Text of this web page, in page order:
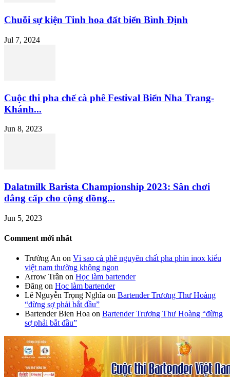
Chuỗi sự kiện Tinh hoa đất biển Bình Định
Jul 7, 2024
Cuộc thi pha chế cà phê Festival Biển Nha Trang-
Khánh...
Jun 8, 2023
Dalatmilk Barista Championship 2023: Sân chơi
đẳng cấp cho cộng đồng...
Jun 5, 2023
Comment mới nhất
Trường An on Vì sao cà phê nguyên chất pha phin inox kiểu
việt nam thường không ngon
Arrow Trần on Học làm bartender
Đăng on Học làm bartender
Lê Nguyễn Trọng Nghĩa on Bartender Trương Thư Hoàng
“đừng sợ phải bắt đầu”
Bartender Bien Hoa on Bartender Trương Thư Hoàng “đừng
sợ phải bắt đầu”